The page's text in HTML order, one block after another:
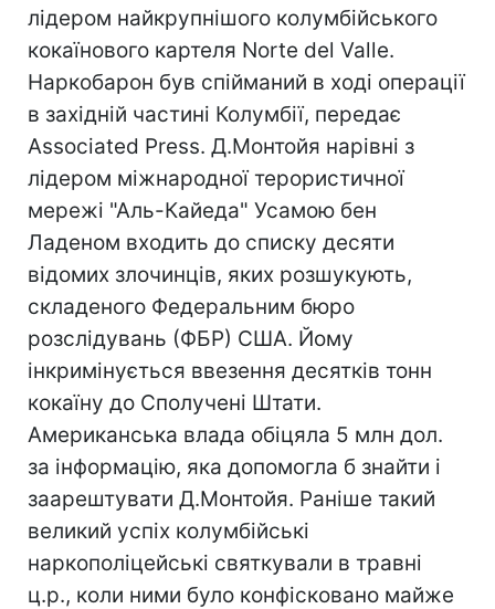
лідером найкрупнішого колумбійського
кокаїнового картеля Norte del Valle.
Наркобарон був спійманий в ході операції
в західній частині Колумбії, передає
Associated Press. Д.Монтойя нарівні з
лідером міжнародної терористичної
мережі "Аль-Кайеда" Усамою бен
Ладеном входить до списку десяти
відомих злочинців, яких розшукують,
складеного Федеральним бюро
розслідувань (ФБР) США. Йому
інкримінується ввезення десятків тонн
кокаїну до Сполучені Штати.
Американська влада обіцяла 5 млн дол.
за інформацію, яка допомогла б знайти і
заарештувати Д.Монтойя. Раніше такий
великий успіх колумбійські
наркополіцейські святкували в травні
ц.р., коли ними було конфісковано майже